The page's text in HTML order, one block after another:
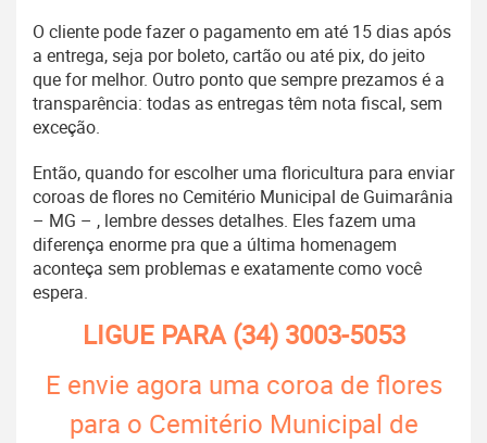
O cliente pode fazer o pagamento em até 15 dias após
a entrega, seja por boleto, cartão ou até pix, do jeito
que for melhor. Outro ponto que sempre prezamos é a
transparência: todas as entregas têm nota fiscal, sem
exceção.
Então, quando for escolher uma floricultura para enviar
coroas de flores no Cemitério Municipal de Guimarânia
– MG – , lembre desses detalhes. Eles fazem uma
diferença enorme pra que a última homenagem
aconteça sem problemas e exatamente como você
espera.
LIGUE PARA(34) 3003-5053
E envie agora uma coroa de flores
para o Cemitério Municipal de